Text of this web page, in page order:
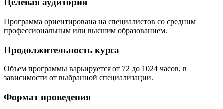
Целевая аудитория
Программа ориентирована на специалистов со средним
профессиональным или высшим образованием.
Продолжительность курса
Объем программы варьируется от 72 до 1024 часов, в
зависимости от выбранной специализации.
Формат проведения